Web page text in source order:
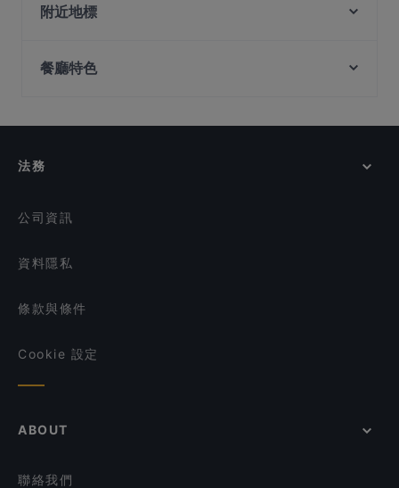
Tarboush
Lira Resto Bar · Pasha Mezza and Grill
ZuZu Turkish and Mediterranean Restaurant
Tandoori Khazana
Xiao Long Kan Hotpot 小龙坎火锅 - Bugis
Hotel
附近地標
Peranakan Museum, 新加坡
餐廳特色
在 新加坡 的 休閒餐廳
法務
公司資訊
資料隱私
條款與條件
Cookie 設定
ABOUT
聯絡我們